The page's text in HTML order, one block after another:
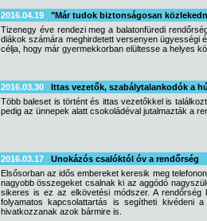
2016.04.19
"Már tudok biztonságosan
Tizenegy éve rendezi meg a balatonfüredi
diákok számára meghirdetett versenyen ügyességi
célja, hogy már gyermekkorban elültesse a helyes
2016.03.30
Ittas vezetők, szabálytalankodók a
Több baleset is történt és ittas vezetőkkel is
pedig az ünnepek alatt csokoládéval jutalmazták a
2016.03.17
Unokázós csalóktól óv a rendőrség
Elsősorban az idős embereket keresik meg
nagyobb összegeket csalnak ki az aggódó
sikeres is ez az elkövetési módszer. A rendőrség
folyamatos kapcsolattartás is segítheti kivédeni
hivatkozzanak azok bármire is.